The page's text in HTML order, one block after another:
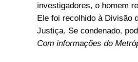
investigadores, o homem
Ele foi recolhido à Divisão
Justiça. Se condenado,
Com informações do